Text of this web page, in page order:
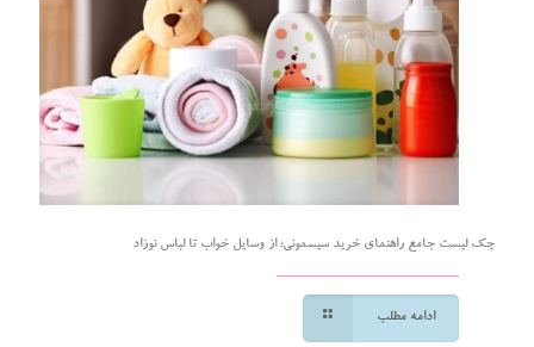
چک لیست جامع راهنمای خرید سیسمونی؛ از وسایل خواب تا لباس نوزاد
ادامه مطلب